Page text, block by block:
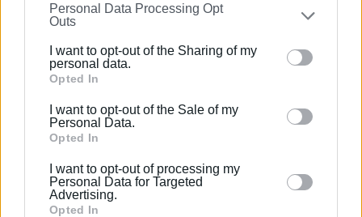
on theIAB’s List of Downstream Participants
that may
further disclose it to other third parties.
Please note that this website/app uses one or more
Google services and may gather and store information
behaviour. You may click to grant or deny consent to
Google and its third-party tags to use your data for
section.
Personal Data Processing Opt
Outs
I want to opt-out of the Sharing of my
personal data.
Opted In
I want to opt-out of the Sale of my
Personal Data.
Opted In
I want to opt-out of processing my
Personal Data for Targeted
Advertising.
Opted In
ΓΙΩΡΓΟΣ ΚΑΤΣΑΪΤΗΣ
Έχει σπουδάσει και εργαστεί ως μηχανικός και
ηλεκτρονικός. Δημοσιογραφεί από τις αρχές της
όλες τις αθηναϊκές εφημερίδες. Διετέλεσε
πρόεδρος του Συνδέσμου Ημερησίων
Περιφερειακών Εφημερίδων, τον οποίον